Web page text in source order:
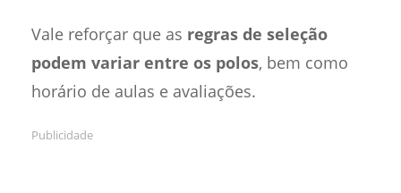
Vale reforçar que as regras de seleção
podem variar entre os polos, bem como
horário de aulas e avaliações.
Publicidade